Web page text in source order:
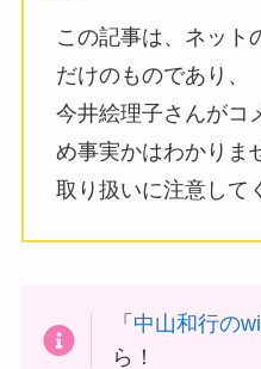
この記事は、ネット
だけのものであり、
今井絵理子さんがコ
め事実かはわかりま
取り扱いに注意して
「 中山和行の
ら！